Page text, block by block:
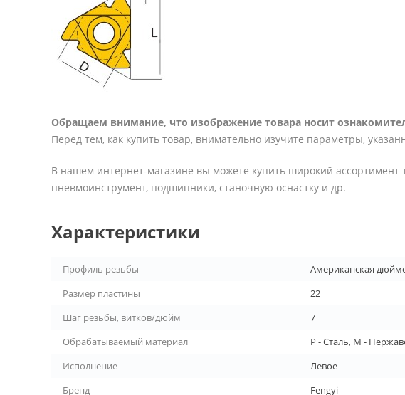
Обращаем внимание, что изображение товара носит
Перед тем, как купить товар, внимательно изучите параметры,
В нашем интернет-магазине вы можете купить широкий
пневмоинструмент, подшипники, станочную оснастку и др.
Характеристики
Профиль резьбы
Американская
Размер пластины
22
Шаг резьбы, витков/дюйм
7
Обрабатываемый материал
P - Сталь, M -
Исполнение
Левое
Бренд
Fengyi